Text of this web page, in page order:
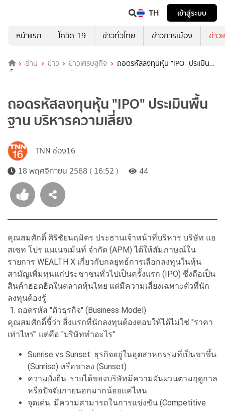
TH
เข้าสู่ระบบ
หน้าแรก
โควิด-19 ข่าวทั่วไทย ข่าวการเมือง ข่าว
อ่าน ข่าว ข่าวเศรษฐกิจ
ถอดรหัสลงทุนหุ้น "IPO" ประเมิน
พื้นฐาน บริหารความเสี่ยง
ถอดรหัสลงทุนหุ้น "IPO" ประเมินพื้น
ฐาน บริหารความเสี่ยง
TNN ช่อง16
18 พฤศจิกายน 2568 ( 16:52 )
44
คุณสมศักดิ์ ศิริชัยนฤมิตร ประธานเจ้าหน้าที่บริหาร บริษัท แอ
สเซท โปร แมเนจเม้นท์ จำกัด (APM) ได้ให้สัมภาษณ์ใน
รายการ WEALTH X เกี่ยวกับกลยุทธ์การเลือกลงทุนในหุ้น
สามัญเพิ่มทุนแก่ประชาชนทั่วไปเป็นครั้งแรก (IPO) ซึ่งถือเป็น
สินค้าฮอตฮิตในตลาดหุ้นไทย แต่มีความเสี่ยงเฉพาะตัวที่นัก
ลงทุนต้องรู้
1. ถอดรหัส "ตัวธุรกิจ" (Business Model)
คุณสมศักดิ์ชี้ว่า สิ่งแรกที่นักลงทุนต้องตอบให้ได้ไม่ใช่ "ราคา
เท่าไหร่" แต่คือ "บริษัททำอะไร"
Sunrise vs Sunset: ธุรกิจอยู่ในอุตสาหกรรมที่เป็นขาขึ้น
(Sunrise) หรือขาลง (Sunset)
ความยั่งยืน: รายได้ของบริษัทมีความผันผวนตามฤดูกาล
หรือปัจจัยภายนอกมากน้อยแค่ไหน
จุดเด่น: มีความสามารถในการแข่งขัน (Competitive